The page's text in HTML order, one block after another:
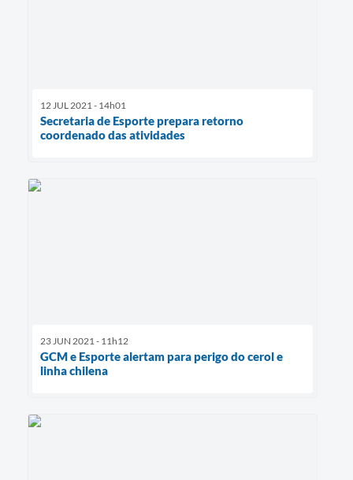
12 JUL 2021 - 14h01
Secretaria de Esporte prepara retorno
coordenado das atividades
23 JUN 2021 - 11h12
GCM e Esporte alertam para perigo do cerol e
linha chilena